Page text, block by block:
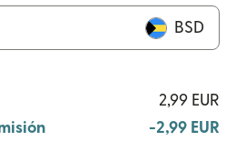
BSD
2,99 EUR
-2,99 EUR